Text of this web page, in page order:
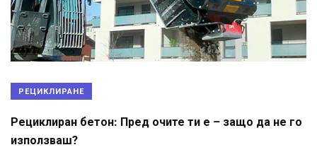
РЕЦИКЛИРАНЕ
Рециклиран бетон: Пред очите ти е – защо да не го
използваш?